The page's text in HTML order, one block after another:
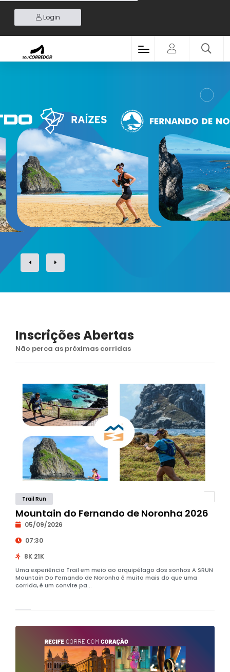
Login
Inscrições Abertas
Não perca as próximas corridas
Trail Run
Mountain do Fernando de Noronha 2026
05/09/2026
07:30
8K 21K
Uma experiência Trail em meio ao arquipélago dos sonhos A SRUN
Mountain Do Fernando de Noronha é muito mais do que uma
corrida, é um convite pa...